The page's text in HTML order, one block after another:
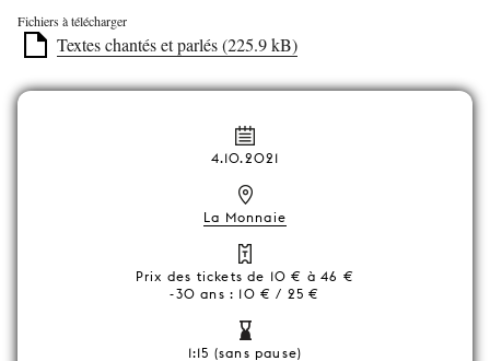
Fichiers à télécharger
Textes chantés et parlés (225.9 kB)
4.10.2021
La Monnaie
Prix des tickets de 10 € à 46 €
-30 ans : 10 € / 25 €
1:15 (sans pause)